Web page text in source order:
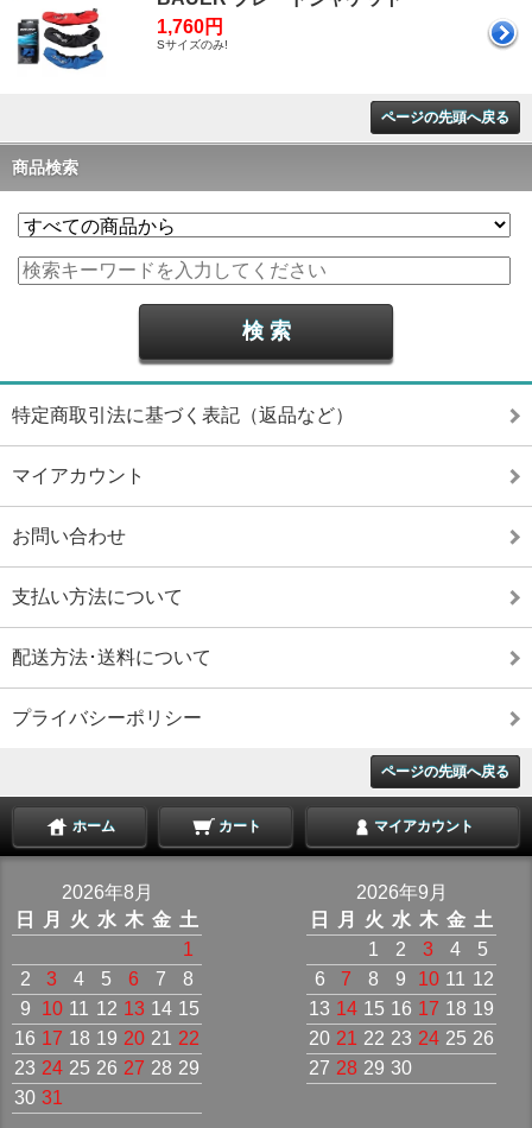
1,760円
Sサイズのみ!
ページの先頭へ戻る
商品検索
特定商取引法に基づく表記（返品など）
マイアカウント
お問い合わせ
支払い方法について
配送方法･送料について
プライバシーポリシー
ページの先頭へ戻る
ホーム カート マイアカウント
2026年8月
日
月 火 水 木 金 土
1
2
3 4 5 6 7
8
9
10 11 12 13 14 15
16 17 18 19 20 21 22
23 24 25 26 27 28 29
30 31
2026年9月
日
月 火 水 木 金 土
1
2 3 4
5
6
7 8 9 10 11 12
13 14 15 16 17 18 19
20 21 22 23 24 25 26
27 28 29 30